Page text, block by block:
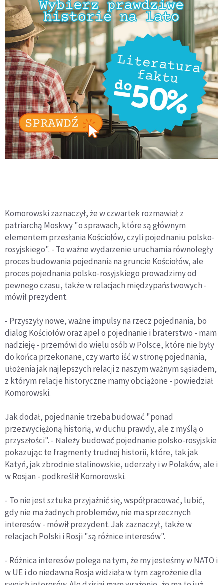
Komorowski zaznaczył, że w czwartek rozmawiał z
patriarchą Moskwy "o sprawach, które są głównym
elementem przesłania Kościołów, czyli pojednaniu polsko-
rosyjskiego". - To ważne wydarzenie uruchamia równoległy
proces budowania pojednania na gruncie Kościołów, ale
proces pojednania polsko-rosyjskiego prowadzimy od
pewnego czasu, także w relacjach międzypaństwowych -
mówił prezydent.
- Przyszyły nowe, ważne impulsy na rzecz pojednania, bo
dialog Kościołów oraz apel o pojednanie i braterstwo - mam
nadzieję - przemówi do wielu osób w Polsce, które nie były
do końca przekonane, czy warto iść w stronę pojednania,
ułożenia jak najlepszych relacji z naszym ważnym sąsiadem,
z którym relacje historyczne mamy obciążone - powiedział
Komorowski.
Jak dodał, pojednanie trzeba budować "ponad
przezwyciężoną historią, w duchu prawdy, ale z myślą o
przyszłości". - Należy budować pojednanie polsko-rosyjskie
pokazując te fragmenty trudnej historii, które, tak jak
Katyń, jak zbrodnie stalinowskie, uderzały i w Polaków, ale i
w Rosjan - podkreślił Komorowski.
- To nie jest sztuka przyjaźnić się, współpracować, lubić,
gdy nie ma żadnych problemów, nie ma sprzecznych
interesów - mówił prezydent. Jak zaznaczył, także w
relacjach Polski i Rosji "są różnice interesów".
- Różnica interesów polega na tym, że my jesteśmy w NATO i
w UE i do niedawna Rosja widziała w tym zagrożenie dla